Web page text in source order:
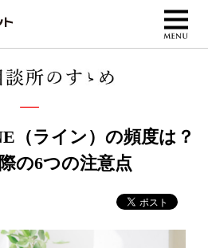
（ライン）の頻度は？
の6つの注意点